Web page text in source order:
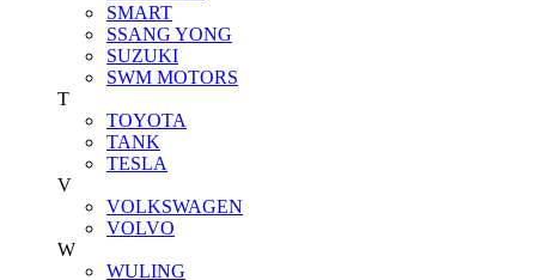
SMART
SSANG YONG
SUZUKI
SWM MOTORS
T
TOYOTA
TANK
TESLA
V
VOLKSWAGEN
VOLVO
W
WULING